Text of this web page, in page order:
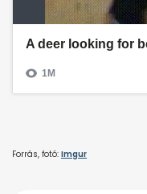
Forrás, fotó: Imgur